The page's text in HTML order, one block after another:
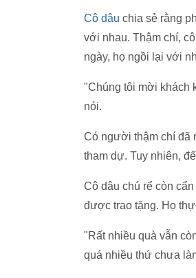
Cô dâu chia sẻ rằng
với nhau. Thậm chí,
ngày, họ ngồi lại với
"Chúng tôi mời khách
nói.
Có người thậm chí đã
tham dự. Tuy nhiên,
Cô dâu chú rể còn
được trao tặng. Họ
"Rất nhiều quà vẫn
quá nhiều thứ chưa